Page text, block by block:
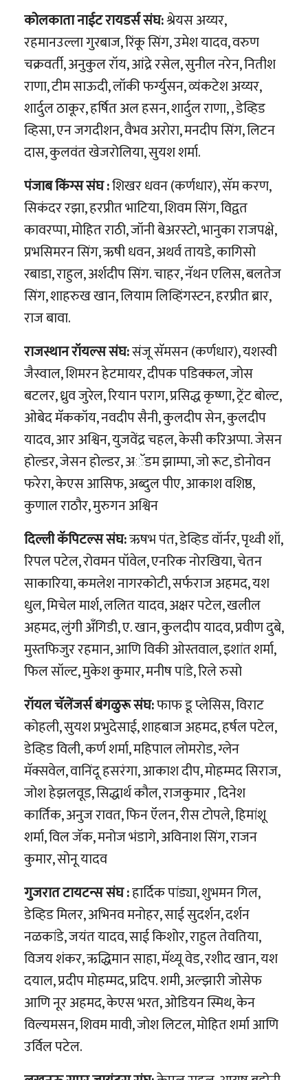
कोलकाता नाईट रायडर्स संघ:श्रेयस अय्यर,
रहमानउल्ला गुरबाज, रिंकू सिंग, उमेश यादव, वरुण
चक्रवर्ती, अनुकुल रॉय, आंद्रे रसेल, सुनील नरेन, नितीश
राणा, टीम साऊदी, लॉकी फर्ग्युसन, व्यंकटेश अय्यर,
शार्दुल ठाकूर, हर्षित अल हसन, शार्दुल राणा, , डेव्हिड
व्हिसा, एन जगदीशन, वैभव अरोरा, मनदीप सिंग, लिटन
दास, कुलवंत खेजरोलिया, सुयश शर्मा.
पंजाब किंग्स संघ :शिखर धवन (कर्णधार), सॅम करण,
सिकंदर रझा, हरप्रीत भाटिया, शिवम सिंग, विद्वत
कावरप्पा, मोहित राठी, जॉनी बेअरस्टो, भानुका राजपक्षे,
प्रभसिमरन सिंग, ऋषी धवन, अथर्व तायडे, कागिसो
रबाडा, राहुल, अर्शदीप सिंग. चाहर, नॅथन एलिस, बलतेज
सिंग, शाहरुख खान, लियाम लिव्हिंगस्टन, हरप्रीत ब्रार,
राज बावा.
राजस्थान रॉयल्स संघ:संजू सॅमसन (कर्णधार), यशस्वी
जैस्वाल, शिमरन हेटमायर, दीपक पडिक्कल, जोस
बटलर, ध्रुव जुरेल, रियान पराग, प्रसिद्ध कृष्णा, ट्रेंट बोल्ट,
ओबेद मॅककॉय, नवदीप सैनी, कुलदीप सेन, कुलदीप
यादव, आर अश्विन, युजवेंद्र चहल, केसी करिअप्पा. जेसन
होल्डर, जेसन होल्डर, अॅडम झाम्पा, जो रूट, डोनोवन
फरेरा, केएस आसिफ, अब्दुल पीए, आकाश वशिष्ठ,
कुणाल राठौर, मुरुगन अश्विन
दिल्ली कॅपिटल्स संघ:ऋषभ पंत, डेव्हिड वॉर्नर, पृथ्वी शॉ,
रिपल पटेल, रोवमन पॉवेल, एनरिक नोरखिया, चेतन
साकारिया, कमलेश नागरकोटी, सर्फराज अहमद, यश
धुल, मिचेल मार्श, ललित यादव, अक्षर पटेल, खलील
अहमद, लुंगी अँगिडी, ए. खान, कुलदीप यादव, प्रवीण दुबे,
मुस्तफिजुर रहमान, आणि विकी ओस्तवाल, इशांत शर्मा,
फिल सॉल्ट, मुकेश कुमार, मनीष पांडे, रिले रुसो
रॉयल चॅलेंजर्स बंगळुरू संघ:फाफ डू प्लेसिस, विराट
कोहली, सुयश प्रभुदेसाई, शाहबाज अहमद, हर्षल पटेल,
डेव्हिड विली, कर्ण शर्मा, महिपाल लोमरोड, ग्लेन
मॅक्सवेल, वानिंदू हसरंगा, आकाश दीप, मोहम्मद सिराज,
जोश हेझलवूड, सिद्धार्थ कौल, राजकुमार , दिनेश
कार्तिक, अनुज रावत, फिन ऍलन, रीस टोपले, हिमांशू
शर्मा, विल जॅक, मनोज भंडागे, अविनाश सिंग, राजन
कुमार, सोनू यादव
गुजरात टायटन्स संघ :हार्दिक पांड्या, शुभमन गिल,
डेव्हिड मिलर, अभिनव मनोहर, साई सुदर्शन, दर्शन
नळकांडे, जयंत यादव, साई किशोर, राहुल तेवतिया,
विजय शंकर, ऋद्धिमान साहा, मॅथ्यू वेड, रशीद खान, यश
दयाल, प्रदीप मोहम्मद, प्रदिप. शमी, अल्झारी जोसेफ
आणि नूर अहमद, केएस भरत, ओडियन स्मिथ, केन
विल्यमसन, शिवम मावी, जोश लिटल, मोहित शर्मा आणि
उर्विल पटेल.